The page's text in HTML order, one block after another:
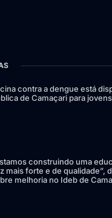
contra a dengue está
de Camaçari para
construindo uma
mais forte e de qualidade”,
melhoria no Ideb de